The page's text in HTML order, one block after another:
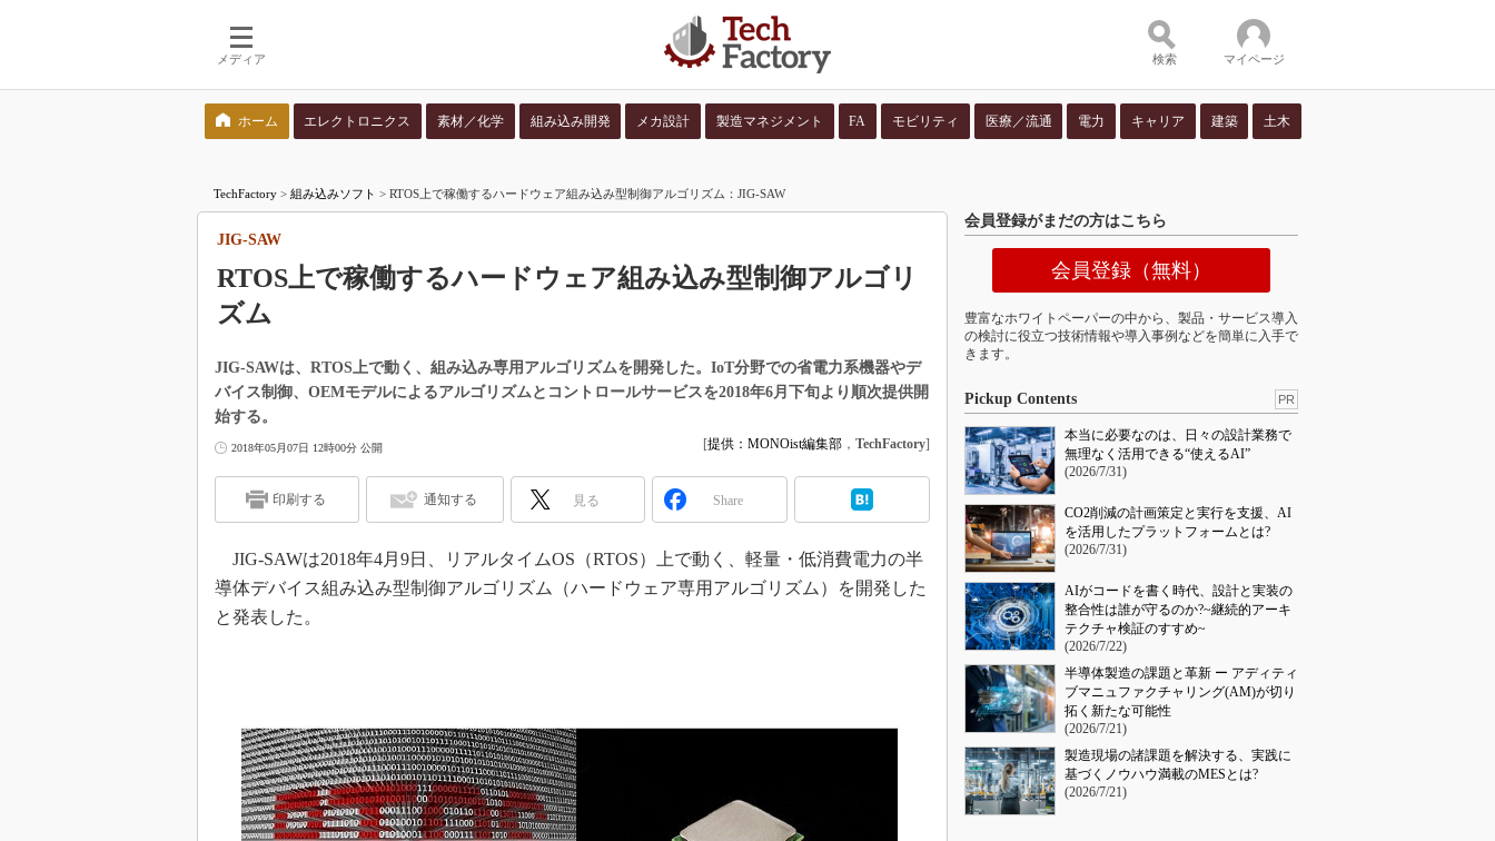
メディア 検索 マイページ
ホーム エレクトロニクス 素材／化学 組み込み開発 メカ設計 製造マネジメント FA モビリティ 医療／流通 電力 キャリア 建築 土木
TechFactory > 組み込みソフト > RTOS上で稼働するハードウェア組み込み型制御アルゴリズム：JIG-SAW
RTOS上で稼働するハードウェア組み込み型制御アルゴリ
ズム
JIG-SAW
JIG-SAWは、RTOS上で動く、組み込み専用アルゴリズムを開発した。IoT分野での省電力系機器やデ
バイス制御、OEMモデルによるアルゴリズムとコントロールサービスを2018年6月下旬より順次提供開
始する。
2018年05月07日 12時00分 公開 [提供：MONOist編集部 ， TechFactory]
印刷する 通知する 見る Share
JIG-SAWは2018年4月9日、リアルタイムOS（RTOS）上で動く、軽量・低消費電力の半
導体デバイス組み込み型制御アルゴリズム（ハードウェア専用アルゴリズム）を開発した
と発表した。
会員登録がまだの方はこちら
会員登録（無料）
豊富なホワイトペーパーの中から、製品・サービス導入
の検討に役立つ技術情報や導入事例などを簡単に入手で
きます。
Pickup Contents PR
本当に必要なのは、日々の設計業務で
無理なく活用できる“使えるAI”
(2026/7/31)
CO2削減の計画策定と実行を支援、AI
を活用したプラットフォームとは?
(2026/7/31)
AIがコードを書く時代、設計と実装の
整合性は誰が守るのか?~継続的アーキ
テクチャ検証のすすめ~
(2026/7/22)
半導体製造の課題と革新 ー アディティ
ブマニュファクチャリング(AM)が切り
拓く新たな可能性
(2026/7/21)
製造現場の諸課題を解決する、実践に
基づくノウハウ満載のMESとは?
(2026/7/21)